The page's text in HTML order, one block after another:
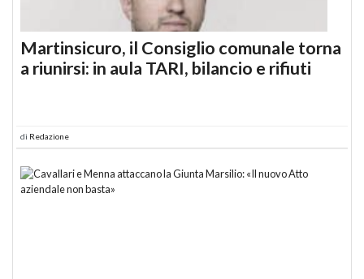
Martinsicuro, il Consiglio comunale torna
a riunirsi: in aula TARI, bilancio e rifiuti
di Redazione